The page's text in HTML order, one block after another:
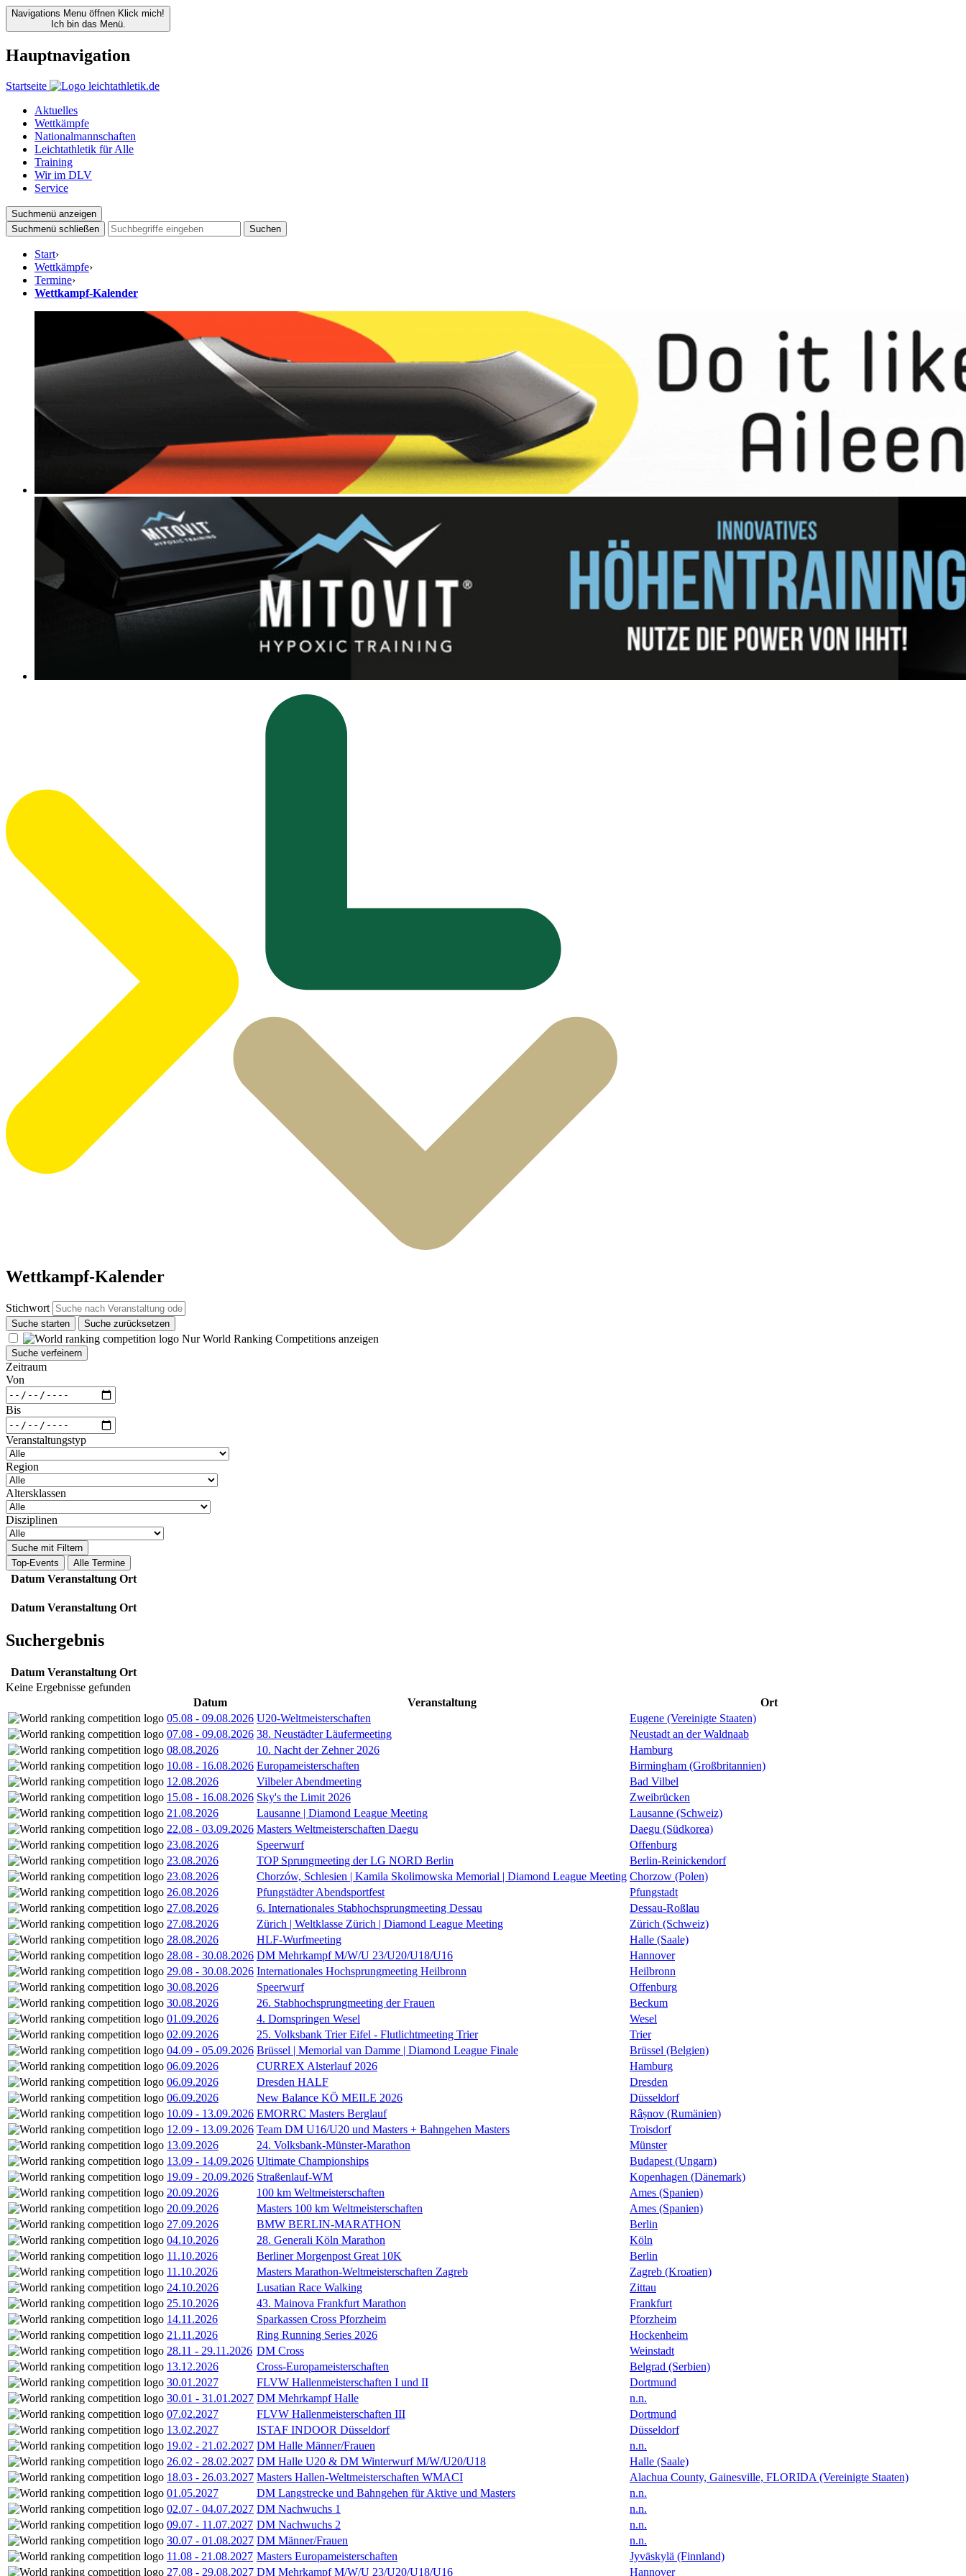
Navigations Menu öffnen Klick mich!
Ich bin das Menü.
Hauptnavigation
Startseite
Aktuelles
Wettkämpfe
Nationalmannschaften
Leichtathletik für Alle
Training
Wir im DLV
Service
Suchmenü anzeigen
Suchmenü schließen
Suchen
Start›
Wettkämpfe›
Termine›
Wettkampf-Kalender
Wettkampf-Kalender
Stichwort
Suche starten Suche zurücksetzen
Nur World Ranking Competitions anzeigen
Suche verfeinern
Zeitraum
Von
Bis
Veranstaltungstyp
Region
Altersklassen
Disziplinen
Suche mit Filtern
Top-Events
Alle Termine
Datum Veranstaltung Ort
Datum Veranstaltung Ort
Suchergebnis
Datum Veranstaltung Ort
Keine Ergebnisse gefunden
Datum
Veranstaltung
Ort
05.08 - 09.08.2026 U20-Weltmeisterschaften
Eugene (Vereinigte Staaten)
07.08 - 09.08.2026 38. Neustädter Läufermeeting
Neustadt an der Waldnaab
08.08.2026
10. Nacht der Zehner 2026
Hamburg
10.08 - 16.08.2026 Europameisterschaften
Birmingham (Großbritannien)
12.08.2026
Vilbeler Abendmeeting
Bad Vilbel
15.08 - 16.08.2026 Sky's the Limit 2026
Zweibrücken
21.08.2026
Lausanne | Diamond League Meeting
Lausanne (Schweiz)
22.08 - 03.09.2026 Masters Weltmeisterschaften Daegu
Daegu (Südkorea)
23.08.2026
Speerwurf
Offenburg
23.08.2026
TOP Sprungmeeting der LG NORD Berlin
Berlin-Reinickendorf
23.08.2026
Chorzów, Schlesien | Kamila Skolimowska Memorial | Diamond League Meeting Chorzow (Polen)
26.08.2026
Pfungstädter Abendsportfest
Pfungstadt
27.08.2026
6. Internationales Stabhochsprungmeeting Dessau
Dessau-Roßlau
27.08.2026
Zürich | Weltklasse Zürich | Diamond League Meeting
Zürich (Schweiz)
28.08.2026
HLF-Wurfmeeting
Halle (Saale)
28.08 - 30.08.2026 DM Mehrkampf M/W/U 23/U20/U18/U16
Hannover
29.08 - 30.08.2026 Internationales Hochsprungmeeting Heilbronn
Heilbronn
30.08.2026
Speerwurf
Offenburg
30.08.2026
26. Stabhochsprungmeeting der Frauen
Beckum
01.09.2026
4. Domspringen Wesel
Wesel
02.09.2026
25. Volksbank Trier Eifel - Flutlichtmeeting Trier
Trier
04.09 - 05.09.2026 Brüssel | Memorial van Damme | Diamond League Finale
Brüssel (Belgien)
06.09.2026
CURREX Alsterlauf 2026
Hamburg
06.09.2026
Dresden HALF
Dresden
06.09.2026
New Balance KÖ MEILE 2026
Düsseldorf
10.09 - 13.09.2026 EMORRC Masters Berglauf
Râșnov (Rumänien)
12.09 - 13.09.2026 Team DM U16/U20 und Masters + Bahngehen Masters
Troisdorf
13.09.2026
24. Volksbank-Münster-Marathon
Münster
13.09 - 14.09.2026 Ultimate Championships
Budapest (Ungarn)
19.09 - 20.09.2026 Straßenlauf-WM
Kopenhagen (Dänemark)
20.09.2026
100 km Weltmeisterschaften
Ames (Spanien)
20.09.2026
Masters 100 km Weltmeisterschaften
Ames (Spanien)
27.09.2026
BMW BERLIN-MARATHON
Berlin
04.10.2026
28. Generali Köln Marathon
Köln
11.10.2026
Berliner Morgenpost Great 10K
Berlin
11.10.2026
Masters Marathon-Weltmeisterschaften Zagreb
Zagreb (Kroatien)
24.10.2026
Lusatian Race Walking
Zittau
25.10.2026
43. Mainova Frankfurt Marathon
Frankfurt
14.11.2026
Sparkassen Cross Pforzheim
Pforzheim
21.11.2026
Ring Running Series 2026
Hockenheim
28.11 - 29.11.2026 DM Cross
Weinstadt
13.12.2026
Cross-Europameisterschaften
Belgrad (Serbien)
30.01.2027
FLVW Hallenmeisterschaften I und II
Dortmund
30.01 - 31.01.2027 DM Mehrkampf Halle
n.n.
07.02.2027
FLVW Hallenmeisterschaften III
Dortmund
13.02.2027
ISTAF INDOOR Düsseldorf
Düsseldorf
19.02 - 21.02.2027 DM Halle Männer/Frauen
n.n.
26.02 - 28.02.2027 DM Halle U20 & DM Winterwurf M/W/U20/U18
Halle (Saale)
18.03 - 26.03.2027 Masters Hallen-Weltmeisterschaften WMACI
Alachua County, Gainesville, FLORIDA (Vereinigte Staaten)
01.05.2027
DM Langstrecke und Bahngehen für Aktive und Masters
n.n.
02.07 - 04.07.2027 DM Nachwuchs 1
n.n.
09.07 - 11.07.2027 DM Nachwuchs 2
n.n.
30.07 - 01.08.2027 DM Männer/Frauen
n.n.
11.08 - 21.08.2027 Masters Europameisterschaften
Jyväskylä (Finnland)
27.08 - 29.08.2027 DM Mehrkampf M/W/U 23/U20/U18/U16 Hannover